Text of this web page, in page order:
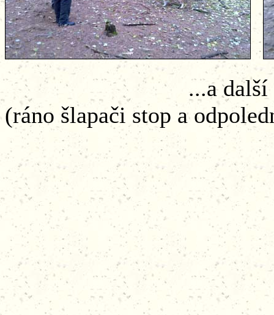
...a další směna
(ráno šlapači stop a